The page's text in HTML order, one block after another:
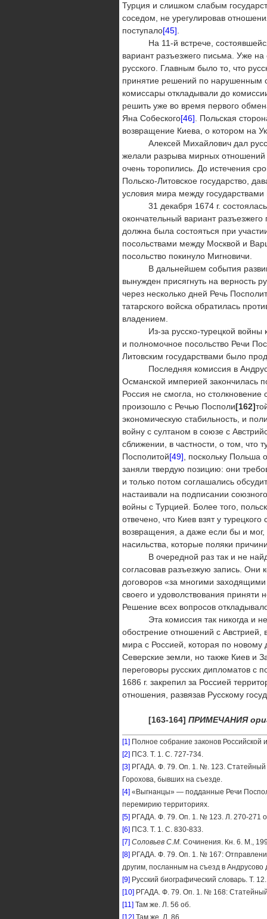
Турция и слишком слабым
соседом, не урегулировав
поступало[45]
На 11‑й встрече, состоявшейся
вариант разъезжего письма. Уже
русского. Главным было то, что
принятие решений по нарушенным
комиссары откладывали до
решить уже во время первого
Яна Собеского[46] . Польская
возвращение Киева, о котором на
Алексей Михайлович дал
желали разрыва мирных отношений
очень торопились. До истечения
Польско-Литовское государство,
условия мира между
31 декабря 1674 г. состоялась
окончательный вариант
должна была состояться при
посольствами между Москвой и
посольство покинуло Мигновичи.
В дальнейшем события
вынужден присягнуть на верность
через несколько дней Речь
татарского войска обратилась
владением.
Из-за русско-турецкой войны
и полномочное посольство Речи
Литовским государствами было
Последняя комиссия в
Османской империей закончилась
Россия не смогла, но
произошло с Речью Посполи[162]
экономическую стабильность, и
войну с султаном в союзе с
сближении, в частности, о том, что
Посполитой[49] , поскольку
заняли твердую позицию: они
и только потом соглашались
настаивали на подписании
войны с Турцией. Более того,
отвечено, что Киев взят у
возвращения, а даже если бы и мог,
насильства, которые поляки
В очередной раз так и не найдя
согласовав разъезжую запись. Они
договоров «за многими
своего и удоволствования
Решение всех вопросов
Эта комиссия так никогда и не
обострение отношений с Австрией,
мира с Россией, которая по новому
Северские земли, но также Киев и
переговоры русских дипломатов с
1686 г. закрепил за Россией
отношения, развязав Русскому
[163-164] ПРИМЕЧАНИЯ
[1] Полное собрание законов
[2] ПСЗ. Т. 1. С. 727-734.
[3] РГАДА. Ф. 79. Оп. 1. №. 123. Статейный
Горохова, бывших на съезде.
[4] «Выгнанцы» — подданные Речи
перемирию территориях.
[5] РГАДА. Ф. 79. Оп. 1. № 123. Л. 270-271
[6] ПСЗ. Т. 1. С. 830-833.
[7] Соловьев С.М. Сочинения. Кн. 6. М.,
[8] РГАДА. Ф. 79. Оп. 1. № 167:
другим, посланным на съезд в
[9] Русский биографический словарь. Т.
[10] РГАДА. Ф. 79. Оп. 1. № 168: Статейный
[11] Там же. Л. 56 об.
[12] Там же. Л. 86.